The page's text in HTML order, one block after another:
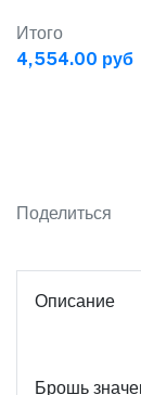
Итого
4,554.00 руб
Поделиться
Описание
Брошь